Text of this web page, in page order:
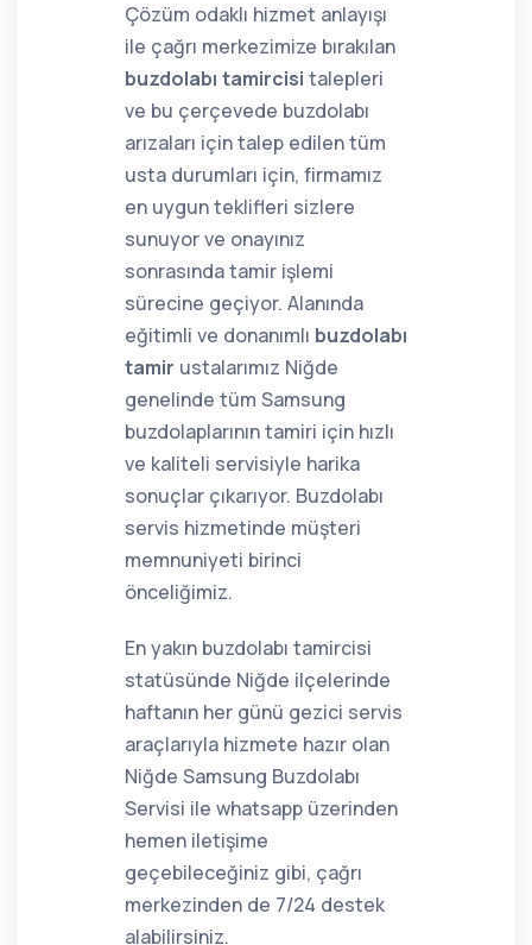
Çözüm odaklı hizmet anlayışı
ile çağrı merkezimize bırakılan
buzdolabı tamircisi talepleri
ve bu çerçevede buzdolabı
arızaları için talep edilen tüm
usta durumları için, firmamız
en uygun teklifleri sizlere
sunuyor ve onayınız
sonrasında tamir işlemi
sürecine geçiyor. Alanında
eğitimli ve donanımlı buzdolabı
tamir ustalarımız Niğde
genelinde tüm Samsung
buzdolaplarının tamiri için hızlı
ve kaliteli servisiyle harika
sonuçlar çıkarıyor. Buzdolabı
servis hizmetinde müşteri
memnuniyeti birinci
önceliğimiz.
En yakın buzdolabı tamircisi
statüsünde Niğde ilçelerinde
haftanın her günü gezici servis
araçlarıyla hizmete hazır olan
Niğde Samsung Buzdolabı
Servisi ile whatsapp üzerinden
hemen iletişime
geçebileceğiniz gibi, çağrı
merkezinden de 7/24 destek
alabilirsiniz.